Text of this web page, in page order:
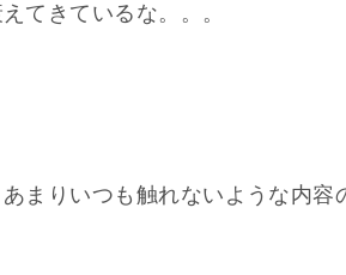
てきているな。。。
まりいつも触れないような内容